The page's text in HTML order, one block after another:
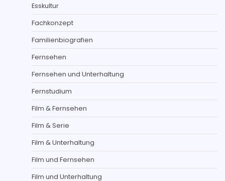
Esskultur
Fachkonzept
Familienbiografien
Fernsehen
Fernsehen und Unterhaltung
Fernstudium
Film & Fernsehen
Film & Serie
Film & Unterhaltung
Film und Fernsehen
Film und Unterhaltung